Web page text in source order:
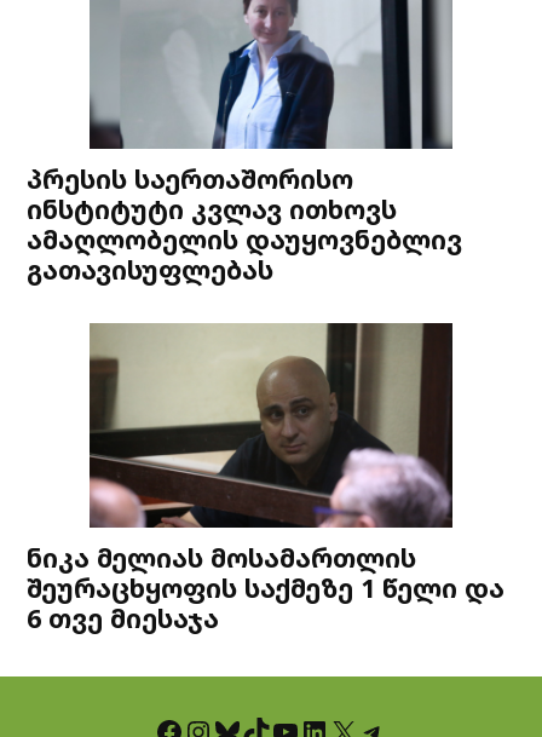
პრესის საერთაშორისო
ინსტიტუტი კვლავ ითხოვს
ამაღლობელის დაუყოვნებლივ
გათავისუფლებას
ნიკა მელიას მოსამართლის
შეურაცხყოფის საქმეზე 1 წელი და
6 თვე მიესაჯა